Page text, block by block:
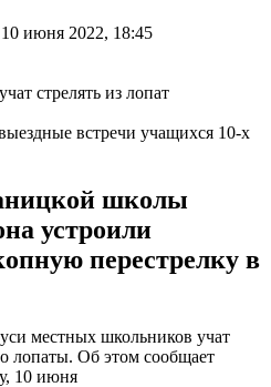
июня 2022, 18:45
встречи учащихся 10-х
школы
устроили
перестрелку в
местных школьников учат
лопаты. Об этом сообщает
10 июня